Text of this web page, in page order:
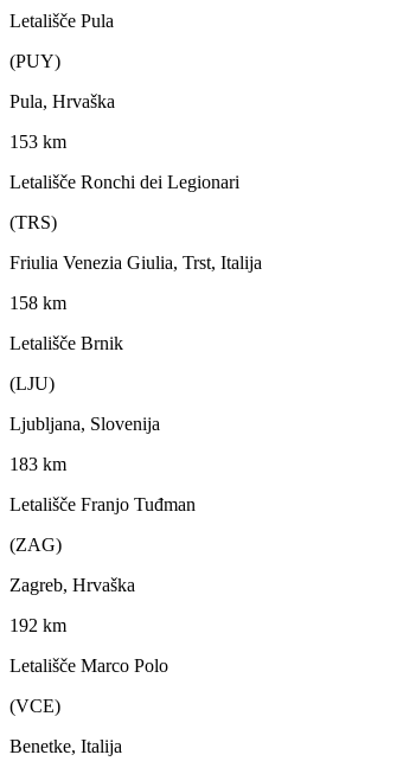
Letališče Pula
(PUY)
Pula, Hrvaška
153 km
Letališče Ronchi dei Legionari
(TRS)
Friulia Venezia Giulia, Trst, Italija
158 km
Letališče Brnik
(LJU)
Ljubljana, Slovenija
183 km
Letališče Franjo Tuđman
(ZAG)
Zagreb, Hrvaška
192 km
Letališče Marco Polo
(VCE)
Benetke, Italija